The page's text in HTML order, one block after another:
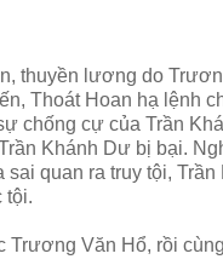
thuyền lương do
Thoát Hoan hạ lệnh
chống cự của Trần
Khánh Dư bị bại.
quan ra truy tội,
tội.
Trương Văn Hổ, rồi